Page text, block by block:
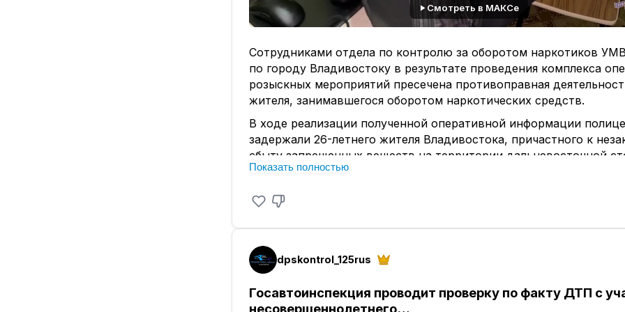
Смотреть в МАКСе
Сотрудниками отдела по контролю за оборотом наркотиков
по городу Владивостоку в результате проведения комплекса
розыскных мероприятий пресечена противоправная
жителя, занимавшегося оборотом наркотических средств.
В ходе реализации полученной оперативной информации
задержали 26-летнего жителя Владивостока, причастного к
сбыту запрещенных веществ на территории дальневосточной
полиции обнаружили и изъяли электронные весы, ламинатор для
наркотиков, а также вещество растительного происхождения.
Согласно заключению экспертизы, изъятое вещество является
Кроме того, в ходе обыска помещения сотрудники полиции
тысяч рублей. Указанные денежные средства были получены в
Показать полностью
dpskontrol_125rus
Госавтоинспекция проводит проверку по факту ДТП с
несовершеннолетнего…